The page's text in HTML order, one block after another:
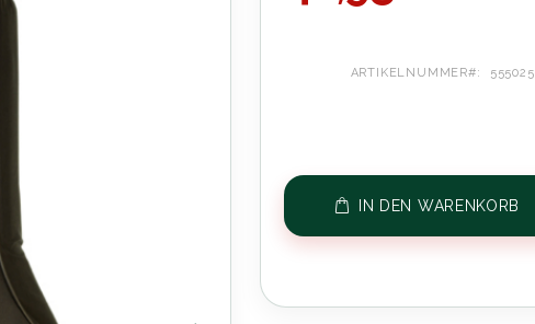
ARTIKELNUMMER 555025
IN DEN WARENKORB